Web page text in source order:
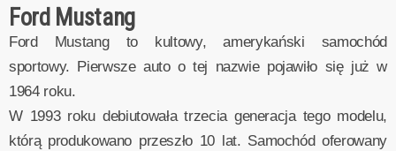
Ford Mustang
Ford Mustang to kultowy, amerykański samochód
sportowy. Pierwsze auto o tej nazwie pojawiło się już w
1964 roku.
W 1993 roku debiutowała trzecia generacja tego modelu,
którą produkowano przeszło 10 lat. Samochód oferowany